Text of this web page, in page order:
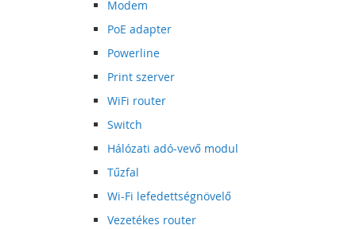
Modem
PoE adapter
Powerline
Print szerver
WiFi router
Switch
Hálózati adó-vevő modul
Tűzfal
Wi-Fi lefedettségnövelő
Vezetékes router